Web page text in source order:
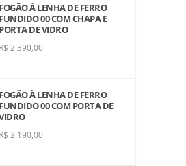
FOGÃO À LENHA DE FERRO
FUNDIDO 00 COM CHAPA E
PORTA DE VIDRO
R$ 2.390,00
FOGÃO À LENHA DE FERRO
FUNDIDO 00 COM PORTA DE
R$ 2.190,00